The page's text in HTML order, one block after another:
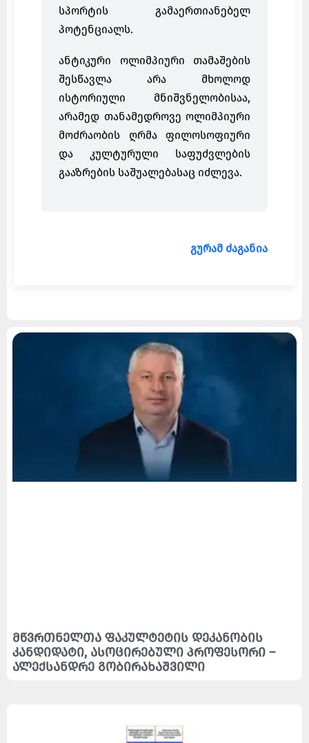
სპორტის გამაერთიანებელ
პოტენციალს.
ანტიკური ოლიმპიური თამაშების
შესწავლა არა მხოლოდ
ისტორიული მნიშვნელობისაა,
არამედ თანამედროვე ოლიმპიური
მოძრაობის ღრმა ფილოსოფიური
და კულტურული საფუძვლების
გააზრების საშუალებასაც იძლევა.
გურამ ძაგანია
მწვრთნელთა ფაკულტეტის დეკანობის
კანდიდატი, ასოცირებული პროფესორი –
ალექსანდრე გობირახაშვილი